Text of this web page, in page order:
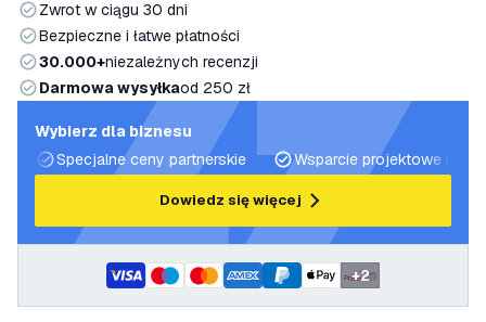
Zwrot w ciągu 30 dni
Bezpieczne i łatwe płatności
30.000+niezależnych recenzji
Darmowa wysyłkaod 250 zł
Wybierz dla biznesu
Specjalne ceny partnerskie
Wsparcie projektowe i
Dowiedz się więcej
+2